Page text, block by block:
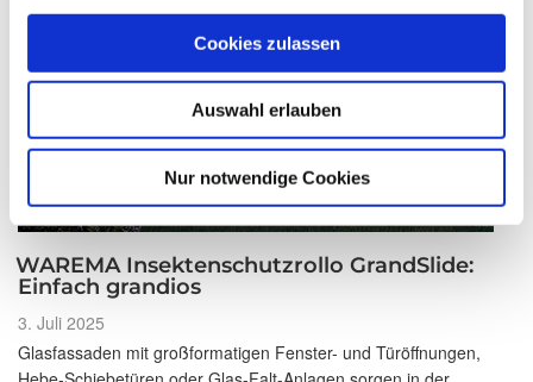
Cookies zulassen
Auswahl erlauben
Nur notwendige Cookies
WAREMA Insektenschutzrollo GrandSlide:
Einfach grandios
Veröffentlicht
am
3. Juli 2025
Glasfassaden mit großformatigen Fenster- und Türöffnungen,